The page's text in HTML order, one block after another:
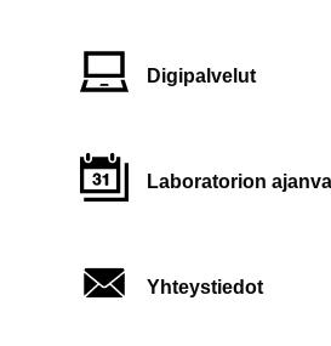
Digipalvelut
Laboratorion
Yhteystiedot